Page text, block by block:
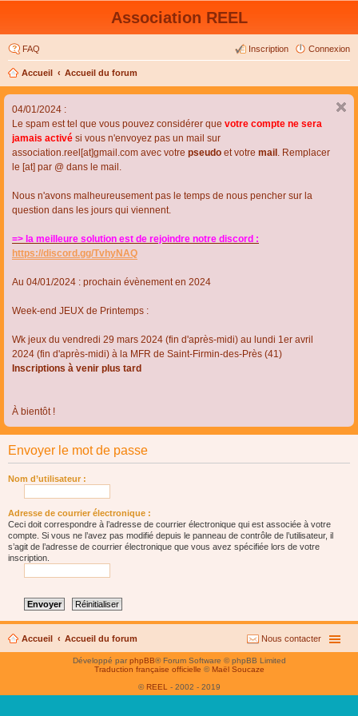
Association REEL
FAQ Connexion
Inscription
Accueil Accueil du forum
04/01/2024 :
Le spam est tel que vous pouvez considérer que votre compte ne sera
jamais activé si vous n'envoyez pas un mail sur
association.reel[at]gmail.com avec votre pseudo et votre mail . Remplacer
le [at] par @ dans le mail.
Nous n'avons malheureusement pas le temps de nous pencher sur la
question dans les jours qui viennent.
=> la meilleure solution est de rejoindre notre discord :
https://discord.gg/TvhyNAQ
Au 04/01/2024 : prochain évènement en 2024
Week-end JEUX de Printemps :
Wk jeux du vendredi 29 mars 2024 (fin d'après-midi) au lundi 1er avril
2024 (fin d'après-midi) à la MFR de Saint-Firmin-des-Près (41)
Inscriptions à venir plus tard
À bientôt !
Envoyer le mot de passe
Nom d’utilisateur :
Adresse de courrier électronique :
Ceci doit correspondre à l’adresse de courrier électronique qui est associée à votre
compte. Si vous ne l’avez pas modifié depuis le panneau de contrôle de l’utilisateur, il
s’agit de l’adresse de courrier électronique que vous avez spécifiée lors de votre
inscription.
Accueil Accueil du forum Nous contacter
Développé parphpBB® Forum Software © phpBB Limited
Traduction française officielle © Maël Soucaze
© REEL - 2002 - 2019